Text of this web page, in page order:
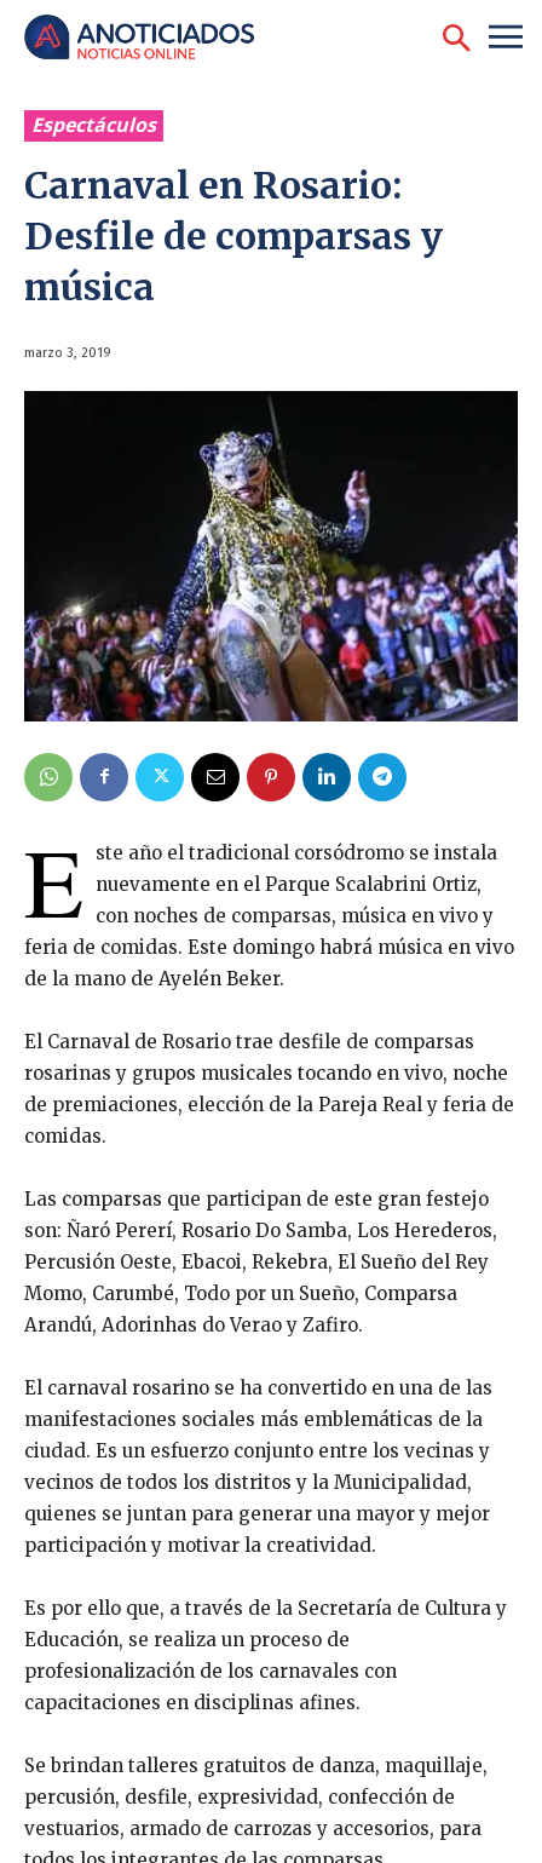
Espectáculos
Carnaval en Rosario:
Desfile de comparsas y
música
marzo 3, 2019
E
ste año el tradicional corsódromo se instala
nuevamente en el Parque Scalabrini Ortiz,
con noches de comparsas, música en vivo y
feria de comidas. Este domingo habrá música en vivo
de la mano de Ayelén Beker.
El Carnaval de Rosario trae desfile de comparsas
rosarinas y grupos musicales tocando en vivo, noche
de premiaciones, elección de la Pareja Real y feria de
comidas.
Las comparsas que participan de este gran festejo
son: Ñaró Pererí, Rosario Do Samba, Los Herederos,
Percusión Oeste, Ebacoi, Rekebra, El Sueño del Rey
Momo, Carumbé, Todo por un Sueño, Comparsa
Arandú, Adorinhas do Verao y Zafiro.
El carnaval rosarino se ha convertido en una de las
manifestaciones sociales más emblemáticas de la
ciudad. Es un esfuerzo conjunto entre los vecinas y
vecinos de todos los distritos y la Municipalidad,
quienes se juntan para generar una mayor y mejor
participación y motivar la creatividad.
Es por ello que, a través de la Secretaría de Cultura y
Educación, se realiza un proceso de
profesionalización de los carnavales con
capacitaciones en disciplinas afines.
Se brindan talleres gratuitos de danza, maquillaje,
percusión, desfile, expresividad, confección de
vestuarios, armado de carrozas y accesorios, para